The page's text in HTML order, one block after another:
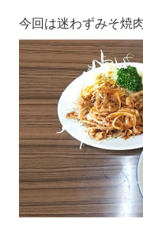
今回は迷わずみそ焼